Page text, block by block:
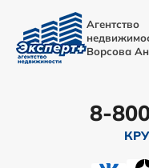
Агентство
Ворсова
8-